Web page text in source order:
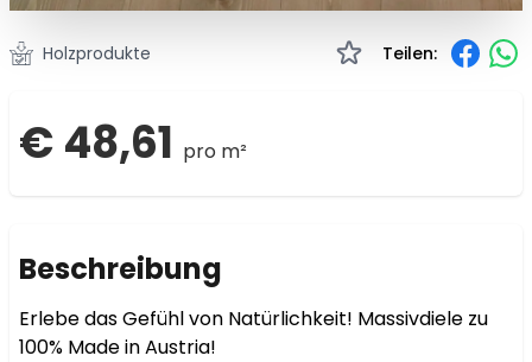
Holzprodukte Teilen:
€ 48,61 pro m²
Beschreibung
Erlebe das Gefühl von Natürlichkeit! Massivdiele zu
100% Made in Austria!